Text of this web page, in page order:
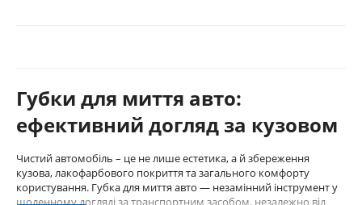
Губки для миття авто:
ефективний догляд за кузовом
Чистий автомобіль – це не лише естетика, а й збереження
кузова, лакофарбового покриття та загального комфорту
користування. Губка для миття авто — незамінний інструмент у
щоденному догляді за транспортним засобом, незалежно від